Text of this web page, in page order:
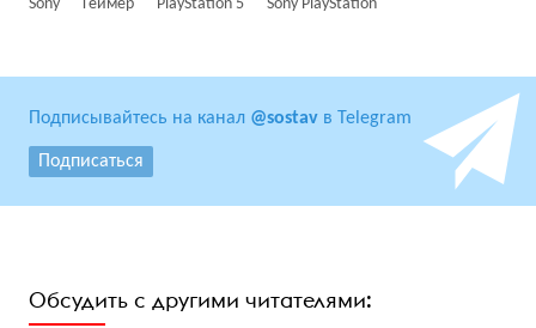
Sony Геймер PlayStation 5 Sony PlayStation
Подписывайтесь на канал @sostav в Telegram
Подписаться
Обсудить с другими читателями: